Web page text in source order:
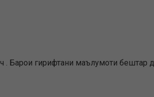
. Барои гирифтани маълумоти бештар